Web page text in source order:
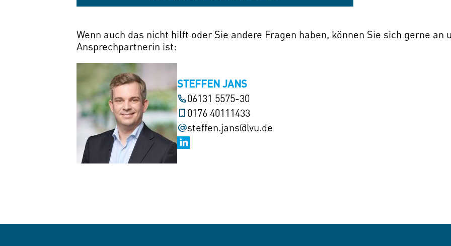
Wenn auch das nicht hilft oder Sie andere Fragen haben, können Sie sich gerne an
Ansprechpartnerin ist:
STEFFEN JANS
06131 5575-30
0176 40111433
steffen.jans@lvu.de